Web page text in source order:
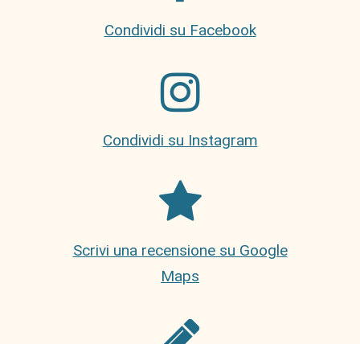
Condividi su Facebook
Condividi su Instagram
Scrivi una recensione su Google
Maps